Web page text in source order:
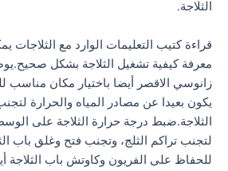
الثلاجة.
قراءة كتيب التعليمات الوارد مع الثلاجات
معرفة كيفية تشغيل الثلاجة بشكل
زانوسي الاقصر أيضا باختيار مكان مناسب
يكون بعيدا عن مصادر المياه والحرارة
الثلاجة.ضبط درجة حرارة الثلاجة على
لتجنب تراكم الثلج، وتجنب فتح وغلق باب
للحفاظ على الفريون وكاوتش باب الثلاجة